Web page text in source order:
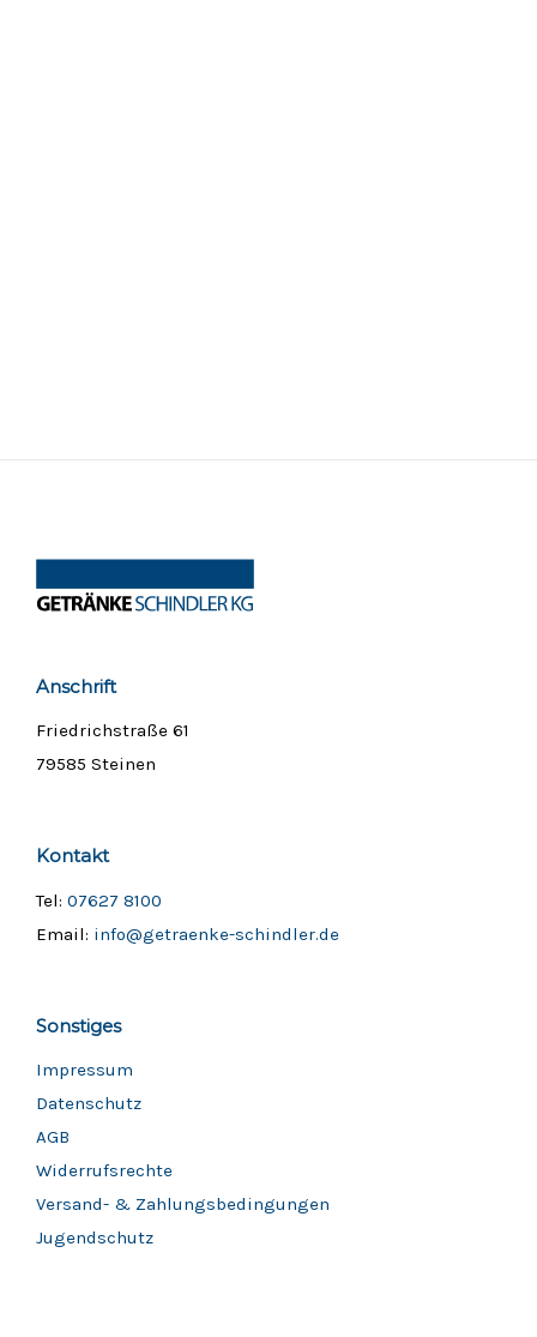
Anschrift
Friedrichstraße 61
79585 Steinen
Kontakt
Tel: 07627 8100
Email: info@getraenke-schindler.de
Sonstiges
Impressum
Datenschutz
AGB
Widerrufsrechte
Versand- & Zahlungsbedingungen
Jugendschutz